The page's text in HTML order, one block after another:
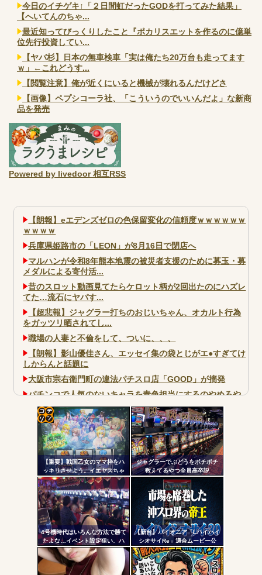
今日のイチゲキ↑「２日間虹だったGODを打ってみた結果」
【へいてんのちゃ...
最近知ってびっくりしたこと『ポカリスエットを作るのに億単
位先行投資してい...
【ヤバ杉】日本の無車検車「実は俺たち20万台も走ってます
ｗ」←これどうす...
【閲覧注意】俺が近くにいると機械が壊れるんだけどさ
【画像】ペプシコーラ社、「こういうのでいいんだよ」な新商
品を発売
Powered by livedoor 相互RSS
【朗報】eエデンズゼロの色保留変化の信頼度ｗｗｗｗｗｗ
ｗｗｗｗ
兵庫県姫路市の「LEON」が8月16日で閉店へ
マルハンが令和8年熊本地震の被災者支援のために募玉・募
メダルによる寄付活...
昔のスロット動画見てたらケロット柄が2回出たのにハズレ
てた…流石にヤバす...
【超悲報】ジャグラー打ちのおじいちゃん、オカルト行為
をガッツリ晒されてし...
職場の人妻と不倫をして、ついに、、、
【朗報】影山優佳さん、エッセイ集の袋とじがエ●すぎてけ
しからんと話題に
大阪市宗右衛門町の違法パチスロ店「GOOD」が摘発
パチンコで人気のないキャラを青色担当にするのやめろや
ワイ、パチンコ屋店員の目の前で会員カードを握り潰し
「今までありがとう」と...
無職のパチンコカス(22)なんやが、ワイの人生どれくらい
ヤバいか教えて？...
AngelBeats!とかいうクソアニメの思い出ｗｗｗ
Powered by livedoor 相互RSS
【重要】戦国乙女のママ枠をハ
ッキリさせよう。イエヤスちゃ
んやヒデヨシちゃんはママなの
か。ノブ様はママではないのか
を
ジャグラーでぶどうをポチポチ
数えてるやつ全員高卒説
4号機時代はいろんな方法で勝て
たよな…イベント設定狙い、ハ
イエナ、超技術介入機、新装狙
い…
【新台】パイオニア「Lハイハイ
シオサイRe」適合ムービー公
開！沖スロ界の帝王がスマスロ
ATで復活
コテ
リン
- 固
定リ
ンク
自動
更新
ツー
ル